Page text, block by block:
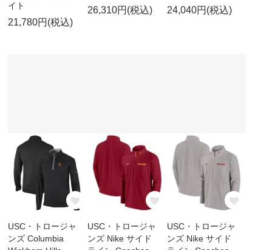
イト
21,780円(税込)
26,310円(税込) 24,040円(税込)
USC・トロージャ
ンズ Columbia
USC・トロージャ
ンズ Nike サイド
USC・トロージャ
ンズ Nike サイド